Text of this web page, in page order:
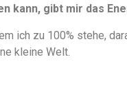
kann, gibt mir das
ich zu 100% stehe,
kleine Welt.